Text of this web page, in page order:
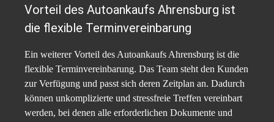
Vorteil des Autoankaufs Ahrensburg ist
die flexible Terminvereinbarung
Ein weiterer Vorteil des Autoankaufs Ahrensburg ist die
flexible Terminvereinbarung. Das Team steht den Kunden
zur Verfügung und passt sich deren Zeitplan an. Dadurch
können unkomplizierte und stressfreie Treffen vereinbart
werden, bei denen alle erforderlichen Dokumente und